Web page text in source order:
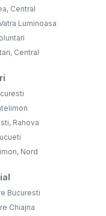
Central
Luminoasa
Central
Rahova
Nord
Bucuresti
Chiajna